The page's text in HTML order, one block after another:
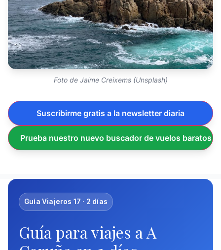
Foto de Jaime Creixems (Unsplash)
Suscribirme gratis a la newsletter diaria
Prueba nuestro nuevo buscador de vuelos baratos
Guía Viajeros 17 · 2 días
Guía para viajes a A